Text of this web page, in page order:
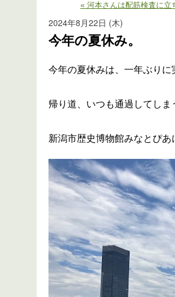
« 河本さんは配筋検査に立
2024年8月22日 (木)
今年の夏休み。
今年の夏休みは、一年ぶりに
帰り道、いつも通過してし
新潟市歴史博物館みなとぴあ